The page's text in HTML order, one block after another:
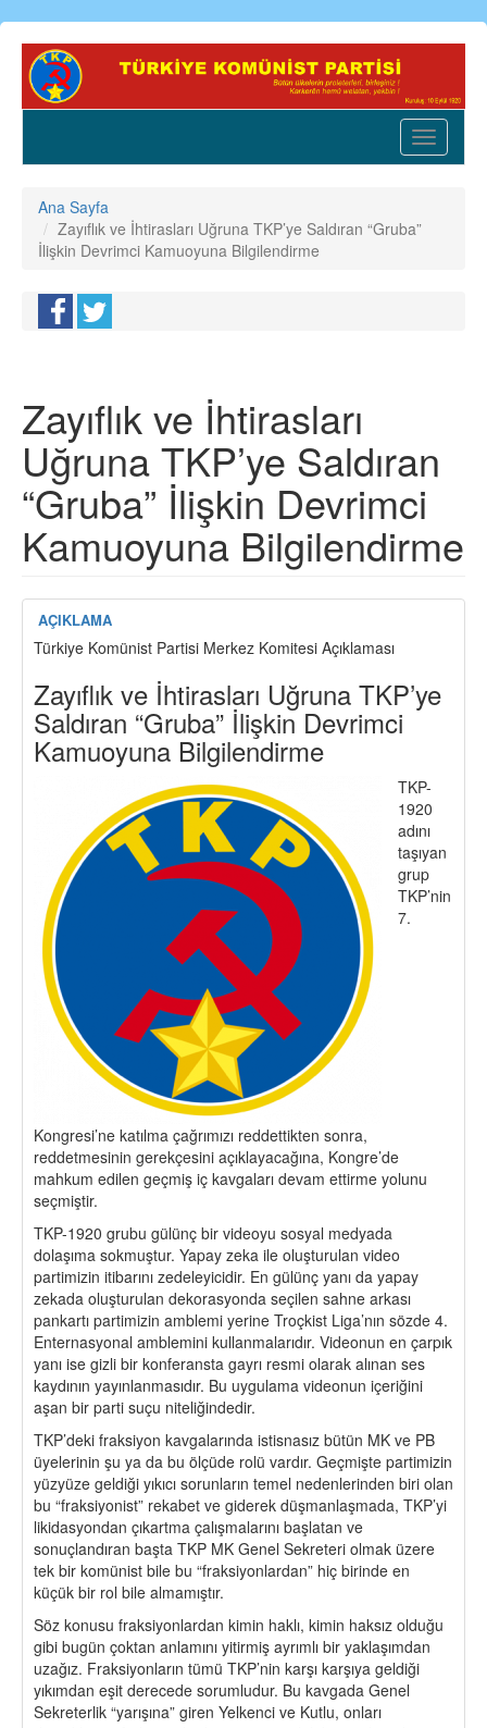
Ana
içeriğe
Toggle
Ana Sayfa
Zayıflık ve İhtirasları Uğruna TKP’ye Saldıran “Gruba”
İlişkin Devrimci Kamuoyuna Bilgilendirme
Zayıflık ve İhtirasları
Uğruna TKP’ye Saldıran
“Gruba” İlişkin Devrimci
Kamuoyuna Bilgilendirme
AÇIKLAMA
Türkiye Komünist Partisi Merkez Komitesi Açıklaması
Zayıflık ve İhtirasları Uğruna TKP’ye
Saldıran “Gruba” İlişkin Devrimci
Kamuoyuna Bilgilendirme
TKP-
1920
adını
taşıyan
grup
TKP’nin
7.
Kongresi’ne katılma çağrımızı reddettikten sonra,
reddetmesinin gerekçesini açıklayacağına, Kongre’de
mahkum edilen geçmiş iç kavgaları devam ettirme yolunu
seçmiştir.
TKP-1920 grubu gülünç bir videoyu sosyal medyada
dolaşıma sokmuştur. Yapay zeka ile oluşturulan video
partimizin itibarını zedeleyicidir. En gülünç yanı da yapay
zekada oluşturulan dekorasyonda seçilen sahne arkası
pankartı partimizin amblemi yerine Troçkist Liga’nın sözde 4.
Enternasyonal amblemini kullanmalarıdır. Videonun en çarpık
yanı ise gizli bir konferansta gayrı resmi olarak alınan ses
kaydının yayınlanmasıdır. Bu uygulama videonun içeriğini
aşan bir parti suçu niteliğindedir.
TKP’deki fraksiyon kavgalarında istisnasız bütün MK ve PB
üyelerinin şu ya da bu ölçüde rolü vardır. Geçmişte partimizin
yüzyüze geldiği yıkıcı sorunların temel nedenlerinden biri olan
bu “fraksiyonist” rekabet ve giderek düşmanlaşmada, TKP’yi
likidasyondan çıkartma çalışmalarını başlatan ve
sonuçlandıran başta TKP MK Genel Sekreteri olmak üzere
tek bir komünist bile bu “fraksiyonlardan” hiç birinde en
küçük bir rol bile almamıştır.
Söz konusu fraksiyonlardan kimin haklı, kimin haksız olduğu
gibi bugün çoktan anlamını yitirmiş ayrımlı bir yaklaşımdan
uzağız. Fraksiyonların tümü TKP’nin karşı karşıya geldiği
yıkımdan eşit derecede sorumludur. Bu kavgada Genel
Sekreterlik “yarışına” giren Yelkenci ve Kutlu, onları